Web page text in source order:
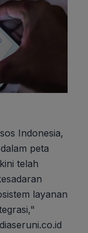
Indonesia,
peta
telah
layanan